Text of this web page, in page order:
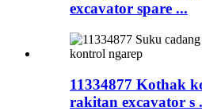
excavator spare ...
11334877 Kothak
rakitan excavator s